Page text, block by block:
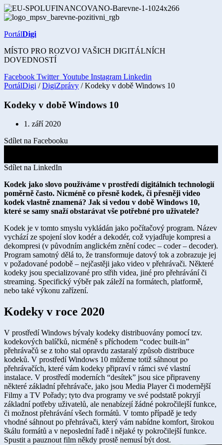
Přejít
k
PortálDigi
MÍSTO PRO ROZVOJ VAŠICH DIGITÁLNÍCH
DOVEDNOSTÍ
Facebook Twitter Youtube Instagram Linkedin
PortálDigi /DigiZprávy / Kodeky v době Windows 10
Kodeky v době Windows 10
1. září 2020
Sdílet na Facebooku
Sdílet na LinkedIn
Kodek jako slovo používáme v prostředí digitálních technologií
poměrně často. Nicméně co přesně kodek, či přesněji video
kodek vlastně znamená? Jak si vedou v době Windows 10,
které se samy snaží obstarávat vše potřebné pro uživatele?
Kodek je v tomto smyslu vykládán jako počítačový program. Název
vychází ze spojení slov kodér a dekodér, což vyjadřuje kompresi a
dekompresi (v původním anglickém znění codec – coder – decoder).
Program samotný dělá to, že transformuje datový tok a zobrazuje jej
v požadované podobě – nejčastěji jako video v přehrávači. Některé
kodeky jsou specializované pro střih videa, jiné pro přehrávání či
streaming. Specifický výběr pak záleží na formátech, platformě,
nebo také výkonu zařízení.
Kodeky v roce 2020
V prostředí Windows bývaly kodeky distribuovány pomocí tzv.
kodekových balíčků, nicméně s příchodem “codec built-in”
přehrávačů se z toho stal opravdu zastaralý způsob distribuce
kodeků. V prostředí Windows 10 můžeme totiž sáhnout po
přehrávačích, které vám kodeky připraví v rámci své vlastní
instalace. V prostředí moderních “desítek” jsou sice připraveny
některé základní přehrávače, jako jsou Media Player či modernější
Filmy a TV Pořady; tyto dva programy ve své podstatě pokryjí
základní potřeby uživatelů, ale nenabízejí žádné pokročilejší funkce,
či možnost přehrávání všech formátů. V tomto případě je tedy
vhodné sáhnout po přehrávači, který vám nabídne komfort, širokou
škálu formátů a v neposlední řadě i nějaké ty pokročilejší funkce.
Spustit a pauznout film někdy prostě nemusí být dost.